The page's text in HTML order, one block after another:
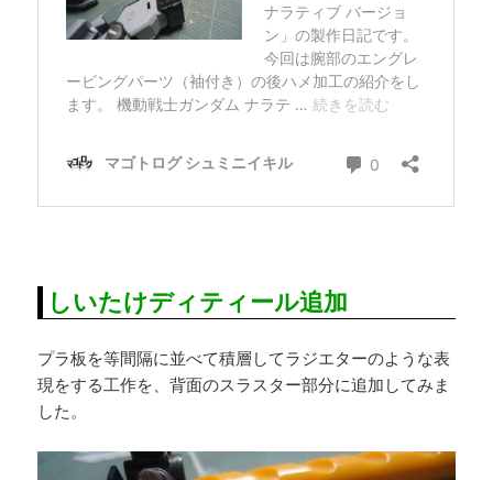
しいたけディティール追加
プラ板を等間隔に並べて積層してラジエターのような表
現をする工作を、背面のスラスター部分に追加してみま
した。